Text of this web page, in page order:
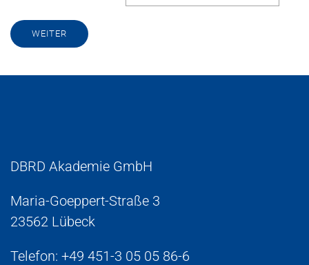
WEITER
DBRD Akademie GmbH
Maria-Goeppert-Straße 3
23562 Lübeck
Telefon: +49 451-3 05 05 86-6